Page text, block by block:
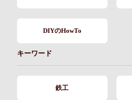
DIYのHowTo
キーワード
鉄工